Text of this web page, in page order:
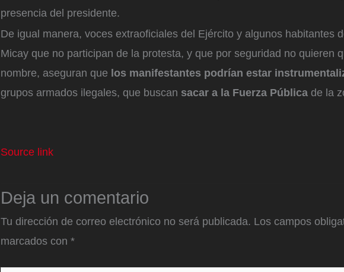
presencia del presidente.
De igual manera, voces extraoficiales del Ejército y algunos habitantes
Micay que no participan de la protesta, y que por seguridad no quieren
nombre, aseguran que los manifestantes podrían estar
grupos armados ilegales, que buscan sacar a la Fuerza Pública de la
Source link
Deja un comentario
Tu dirección de correo electrónico no será publicada. Los campos
marcados con *